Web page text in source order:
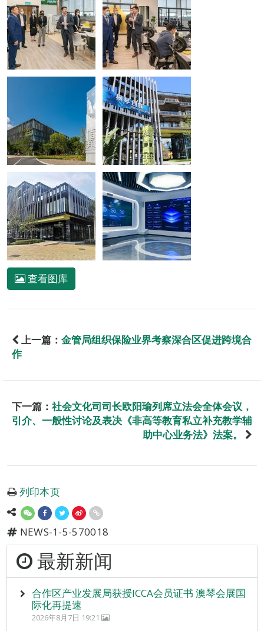
查看图库
上一篇： 金管局组织保险业界考察深合区促进跨境合
作
下一篇： 社会文化司司长欧阳瑜列席立法会全体会议，
引介、一般性讨论及表决《非高等教育私立补充教学辅
助中心业务法》法案。
列印本页
NEWS-1-5-570018
最新新闻
合作区产业发展局获授ICCA会员证书 澳琴会展国
际化再提速
2026年8月7日 19:21